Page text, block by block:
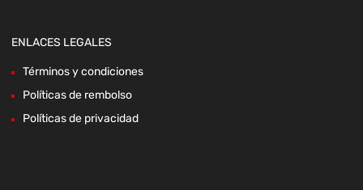
ENLACES LEGALES
Términos y condiciones
Políticas de rembolso
Políticas de privacidad